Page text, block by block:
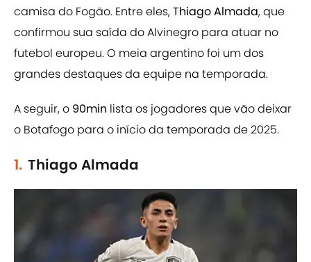
camisa do Fogão. Entre eles,Thiago Almada, que
confirmou sua saída do Alvinegro para atuar no
futebol europeu. O meia argentino foi um dos
grandes destaques da equipe na temporada.
A seguir, o 90min lista os jogadores que vão deixar
o Botafogo para o início da temporada de 2025.
1. Thiago Almada